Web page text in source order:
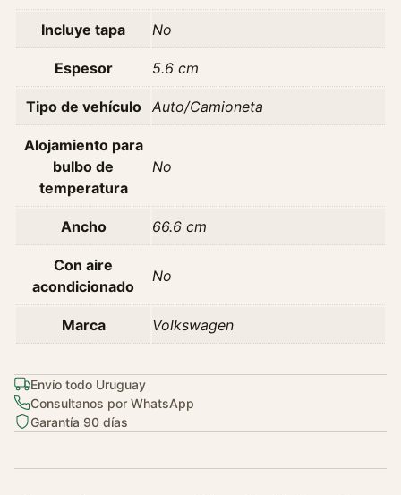
2
1
d
Incluye tapa No
Espesor 5.6 cm
Tipo de vehículo Auto/Camioneta
Alojamiento para
bulbo de
temperatura
No
Ancho 66.6 cm
Con aire
acondicionado
No
Marca Volkswagen
Envío todo Uruguay
Consultanos por WhatsApp
Garantía 90 días